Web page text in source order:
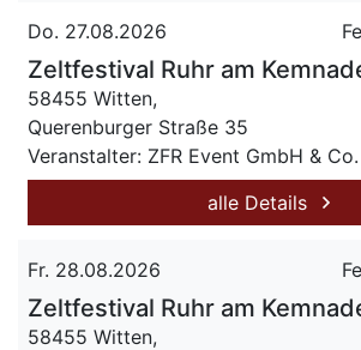
Do. 27.08.2026
Zeltfestival Ruhr am
58455 Witten,
Querenburger Straße 35
Veranstalter: ZFR Event GmbH & Co.
alle Details
Fr. 28.08.2026
Zeltfestival Ruhr am
58455 Witten,